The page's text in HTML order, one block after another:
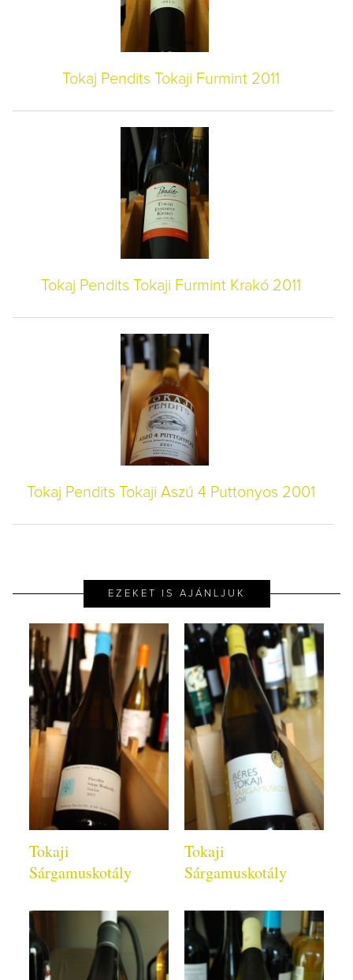
Tokaj Pendits Tokaji Furmint 2011
Tokaj Pendits Tokaji Furmint Krakó 2011
Tokaj Pendits Tokaji Aszú 4 Puttonyos 2001
EZEKET IS AJÁNLJUK
Tokaji
Sárgamuskotály
Tokaji
Sárgamuskotály